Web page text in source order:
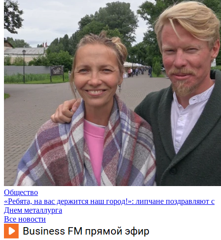
Общество
«Ребята, на вас держится наш город!»: липчане поздравляют с
Днем металлурга
Все новости